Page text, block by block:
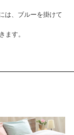
は、ブルーを掛けて
ます。